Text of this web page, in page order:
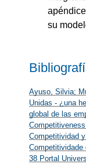
su
Ayuso, Silvia;
Unidas - ¿una
global de las
Competitividad
Competitividade
38 Portal